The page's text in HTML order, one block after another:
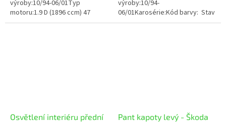
výroby:10/94-06/01Typ
motoru:1.9 D (1896 ccm) 47
kWKód motoru:AEF Stav zboží:
výroby:10/94-
06/01Karosérie:Kód barvy: Stav
zboží: Použité
Osvětlení interiéru přední
Pant kapoty levý - Škoda